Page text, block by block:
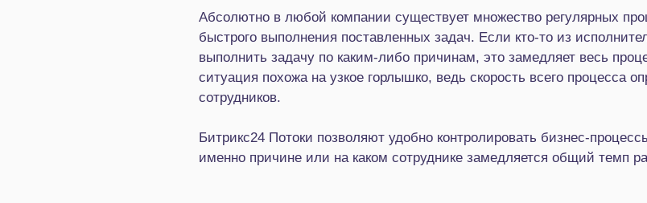
Абсолютно в любой компании существует множество регулярных
быстрого выполнения поставленных задач. Если кто-то из
выполнить задачу по каким-либо причинам, это замедляет весь
ситуация похожа на узкое горлышко, ведь скорость всего процесса
сотрудников.
Битрикс24 Потоки позволяют удобно контролировать бизнес-
именно причине или на каком сотруднике замедляется общий темп